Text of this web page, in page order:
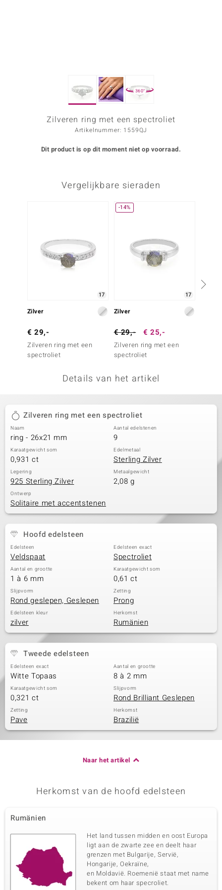
360°
Zilveren ring met een spectroliet
Artikelnummer: 1559QJ
Dit product is op dit moment niet op voorraad.
Vergelijkbare sieraden
17
Zilver
€ 29,-
Zilveren ring met een
spectroliet
-14%
17
Zilver
€ 29,- € 25,-
Zilveren ring met een
spectroliet
Details van het artikel
Zilveren ring met een spectroliet
Naam
ring - 26x21 mm
Aantal edelstenen
9
Karaatgewicht som
0,931 ct
Edelmetaal
Sterling Zilver
Legering
925 Sterling Zilver
Metaalgewicht
2,08 g
Ontwerp
Solitaire met accentstenen
Hoofd edelsteen
Edelsteen
Veldspaat
Edelsteen exact
Spectroliet
Aantal en grootte
1 à 6 mm
Karaatgewicht som
0,61 ct
Slijpvorm
Rond geslepen, Geslepen
Zetting
Prong
Edelsteen kleur
zilver
Herkomst
Rumänien
Tweede edelsteen
Edelsteen exact
Witte Topaas
Aantal en grootte
8 à 2 mm
Karaatgewicht som
0,321 ct
Slijpvorm
Rond Brilliant Geslepen
Zetting
Pave
Herkomst
Brazilië
Naar het artikel
Herkomst van de hoofd edelsteen
Rumänien
Het land tussen midden en oost Europa
ligt aan de zwarte zee en deelt haar
grenzen met Bulgarije, Servië,
Hongarije, Oekraïne,
en Moldavië. Roemenië staat met name
bekent om haar specroliet.